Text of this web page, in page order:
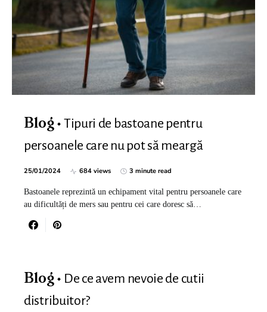
Blog
Tipuri de bastoane pentru
persoanele care nu pot să meargă
25/01/2024 684 views 3 minute read
Bastoanele reprezintă un echipament vital pentru persoanele care
au dificultăți de mers sau pentru cei care doresc să…
Blog
De ce avem nevoie de cutii
distribuitor?